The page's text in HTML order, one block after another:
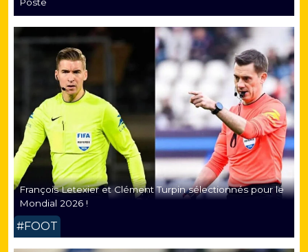
Poste
François Letexier et Clément Turpin sélectionnés pour le
Mondial 2026 !
#FOOT